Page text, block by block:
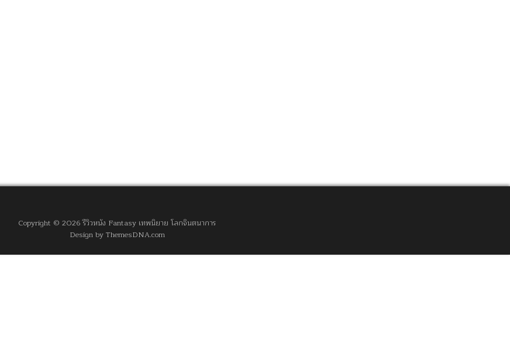
Copyright © 2026 รีวิวหนัง Fantasy เทพนิยาย โลกจินตนาการ
Design by ThemesDNA.com